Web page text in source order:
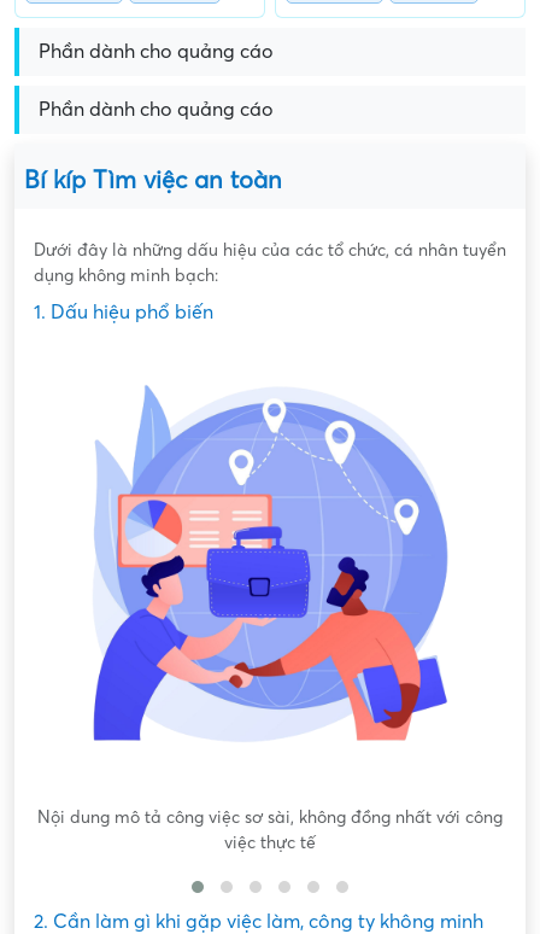
Phần dành cho quảng cáo
Phần dành cho quảng cáo
Bí kíp Tìm việc an toàn
Dưới đây là những dấu hiệu của các tổ chức, cá nhân tuyển
dụng không minh bạch:
1. Dấu hiệu phổ biến
Nội dung mô tả công việc sơ sài, không đồng nhất với công
việc thực tế
2. Cần làm gì khi gặp việc làm, công ty không minh